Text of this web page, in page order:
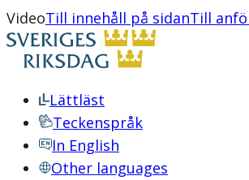
VideoTill innehåll på sidanTill
Lättläst
Teckenspråk
In English
Other languages